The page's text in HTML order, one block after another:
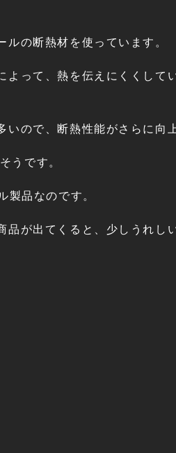
の断熱材を使っています。
よって、熱を伝えにくくして
ので、断熱性能がさらに向
うです。
製品なのです。
品が出てくると、少しうれし